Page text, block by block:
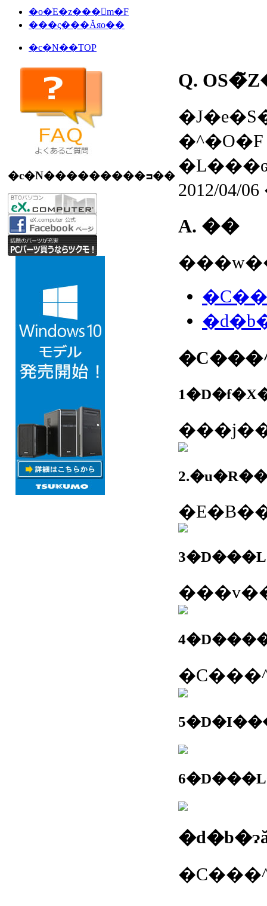
�o�ׁE�z���󋵊m�F
���ς���Ăяo��
�c�N��TOP
�c�N���������ߏ��
Q.
2012/04/
A. ��